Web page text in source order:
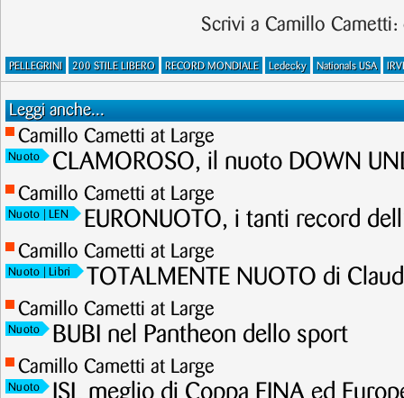
Scrivi a Camillo Cametti:
PELLEGRINI 200 STILE LIBERO RECORD MONDIALE Ledecky Nationals USA
Leggi anche...
Camillo Cametti at Large
Nuoto CLAMOROSO, il nuoto DOWN
Camillo Cametti at Large
Nuoto | LEN EURONUOTO, i tanti record
Camillo Cametti at Large
Nuoto | Libri TOTALMENTE NUOTO di
Camillo Cametti at Large
Nuoto BUBI nel Pantheon dello sport
Camillo Cametti at Large
Nuoto ISL meglio di Coppa FINA ed